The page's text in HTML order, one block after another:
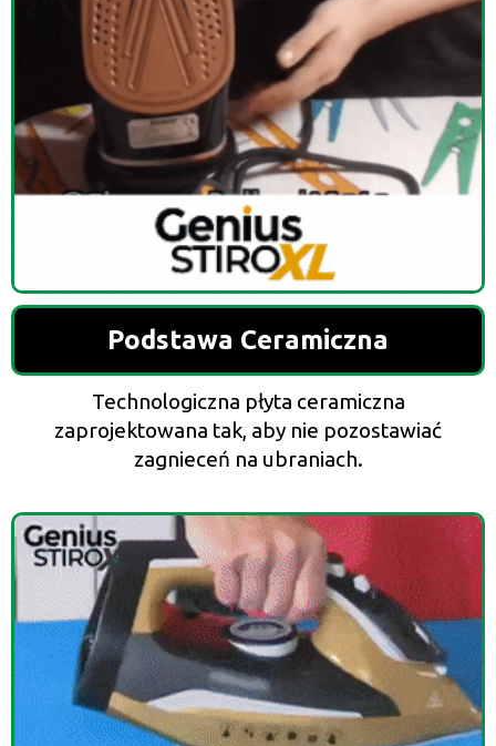
Podstawa Ceramiczna
Technologiczna płyta ceramiczna
zaprojektowana tak, aby nie pozostawiać
zagnieceń na ubraniach.